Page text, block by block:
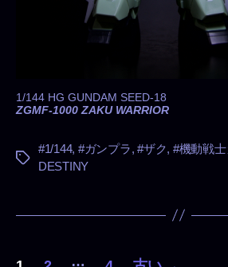
1/144 HG GUNDAM SEED-18
ZGMF-1000 ZAKU WARRIOR
タ
#1/144, #ガンプラ,#ザク, #機動戦
DESTINY
投 …